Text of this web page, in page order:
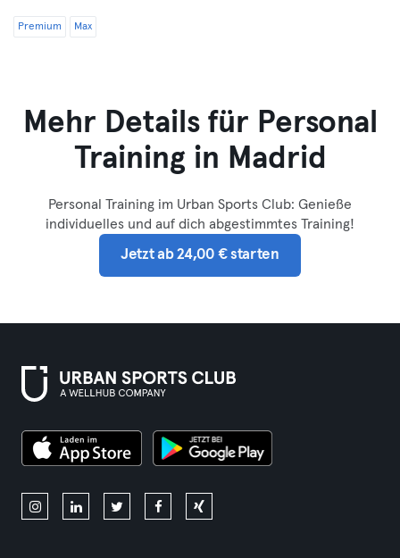
Premium Max
Mehr Details für Personal
Training in Madrid
Personal Training im Urban Sports Club: Genieße
individuelles und auf dich abgestimmtes Training!
Jetzt ab 24,00 € starten